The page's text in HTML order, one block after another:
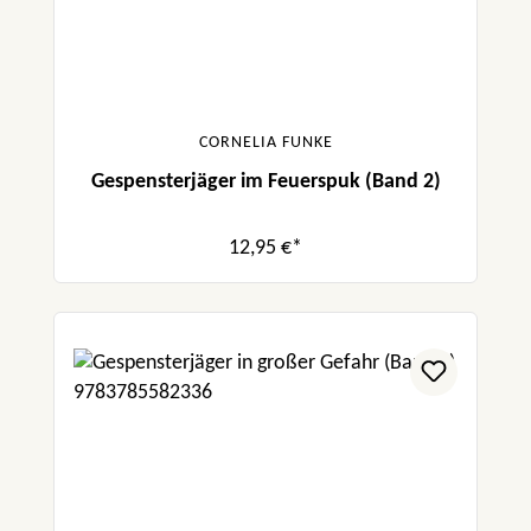
CORNELIA FUNKE
Gespensterjäger im Feuerspuk (Band 2)
12,95 €*